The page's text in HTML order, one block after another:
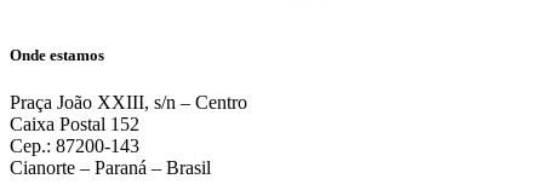
Onde estamos
Praça João XXIII, s/n – Centro
Caixa Postal 152
Cep.: 87200-143
Cianorte – Paraná – Brasil